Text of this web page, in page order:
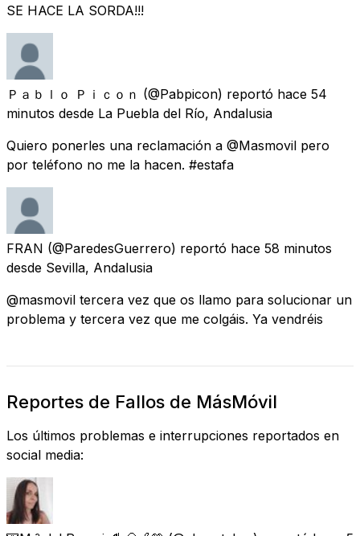
SE HACE LA SORDA!!!
Ｐａｂｌｏ Ｐｉｃｏｎ (@Pabpicon) reportó hace 54
minutos desde La Puebla del Río, Andalusia
Quiero ponerles una reclamación a @Masmovil pero
por teléfono no me la hacen. #estafa
FRAN (@ParedesGuerrero) reportó hace 58 minutos
desde Sevilla, Andalusia
@masmovil tercera vez que os llamo para solucionar un
problema y tercera vez que me colgáis. Ya vendréis
Reportes de Fallos de MásMóvil
Los últimos problemas e interrupciones reportados en
social media: